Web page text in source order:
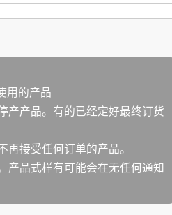
用的产品
产产品。有的已经定好最终订货
再接受任何订单的产品。
产品式样有可能会在无任何通知